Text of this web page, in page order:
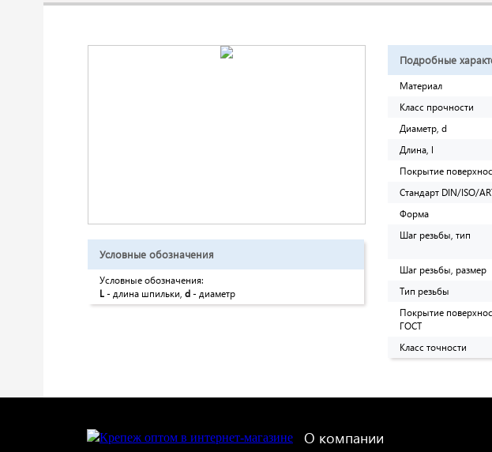
Условные обозначения
Условные обозначения:
L- длина шпильки, d- диаметр
Подробные
Материал
Класс прочности
Диаметр, d
Длина, l
Покрытие
Стандарт DIN/ISO/
Форма
Шаг резьбы, тип
Шаг резьбы, размер
Тип резьбы
Покрытие
ГОСТ
Класс точности
О компании